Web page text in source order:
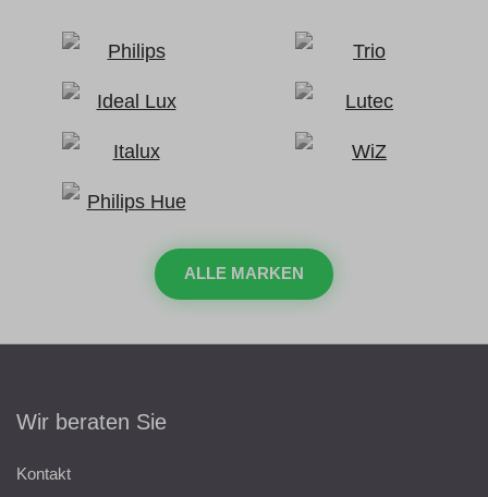
ALLE MARKEN
Wir beraten Sie
Kontakt